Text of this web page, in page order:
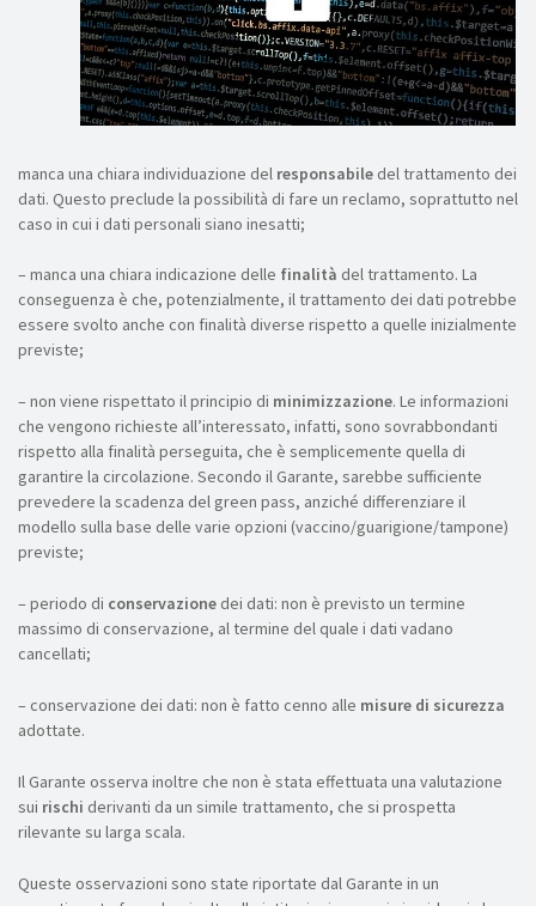
manca una chiara individuazione del responsabile del trattamento dei
dati. Questo preclude la possibilità di fare un reclamo, soprattutto nel
caso in cui i dati personali siano inesatti;
– manca una chiara indicazione delle finalità del trattamento. La
conseguenza è che, potenzialmente, il trattamento dei dati potrebbe
essere svolto anche con finalità diverse rispetto a quelle inizialmente
previste;
– non viene rispettato il principio di minimizzazione. Le informazioni
che vengono richieste all’interessato, infatti, sono sovrabbondanti
rispetto alla finalità perseguita, che è semplicemente quella di
garantire la circolazione. Secondo il Garante, sarebbe sufficiente
prevedere la scadenza del green pass, anziché differenziare il
modello sulla base delle varie opzioni (vaccino/guarigione/tampone)
previste;
– periodo di conservazione dei dati: non è previsto un termine
massimo di conservazione, al termine del quale i dati vadano
cancellati;
– conservazione dei dati: non è fatto cenno alle misure di sicurezza
adottate.
Il Garante osserva inoltre che non è stata effettuata una valutazione
sui rischi derivanti da un simile trattamento, che si prospetta
rilevante su larga scala.
Queste osservazioni sono state riportate dal Garante in un